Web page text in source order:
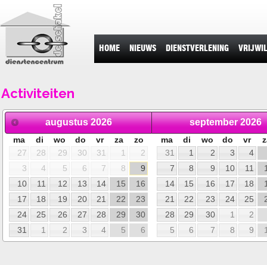
HOME NIEUWS DIENSTVERLENING
augustus 2026
ma di wo do vr za
zo
27
28 29 30 31 1
2
3
4 5 6 7 8
9
10
11 12 13 14 15
16
17
18 19 20 21 22
23
24
25 26 27 28 29
30
31
1 2 3 4 5 6
september 2026
ma di wo do vr
31
1 2 3
4
7
8 9 10 11
14
15 16 17 18
21
22 23 24 25
28
29 30 1
2
5
6 7 8 9
Activiteiten